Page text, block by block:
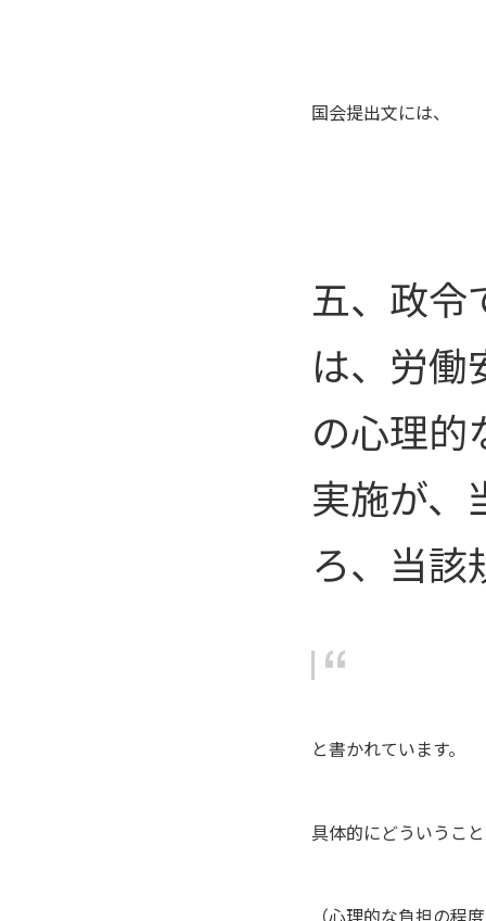
国会提出文には、
五、政令
は、労働
の心理的
実施が、
ろ、当該
と書かれています。
具体的にどういうこ
（心理的な負担の程